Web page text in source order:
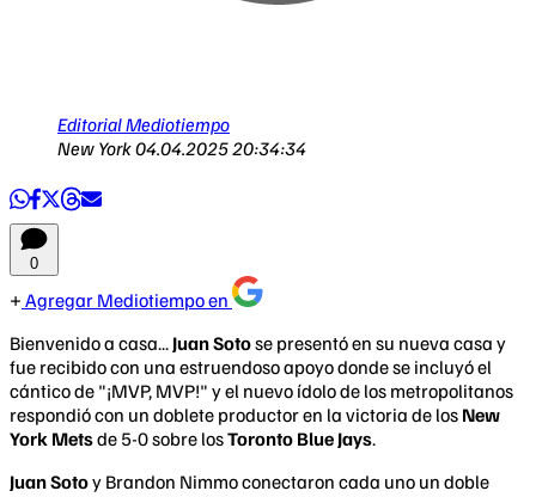
Editorial Mediotiempo
New York04.04.2025 20:34:34
0
Agregar Mediotiempo en
Bienvenido a casa... Juan Sotose presentó en su nueva casa y
fue recibido con una estruendoso apoyo donde se incluyó el
cántico de "¡MVP, MVP!" y el nuevo ídolo de los metropolitanos
respondió con un doblete productor en la victoria de los New
York Metsde 5-0 sobre losToronto Blue Jays.
Juan Sotoy Brandon Nimmo conectaron cada uno un doble